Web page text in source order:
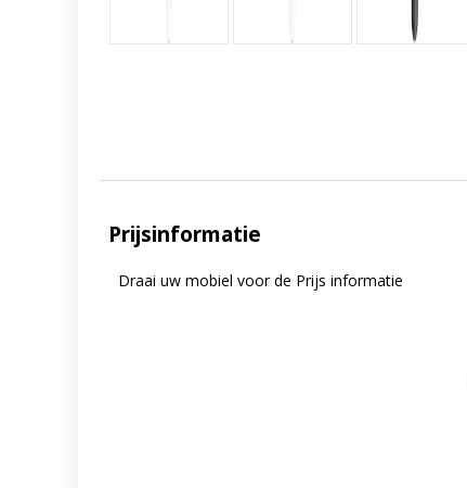
Prijsinformatie
Draai uw mobiel voor de Prijs informatie